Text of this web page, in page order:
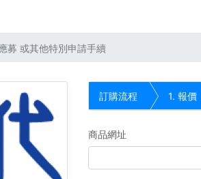
募 或其他特別申請手續
訂購流程 1. 報價
商品網址